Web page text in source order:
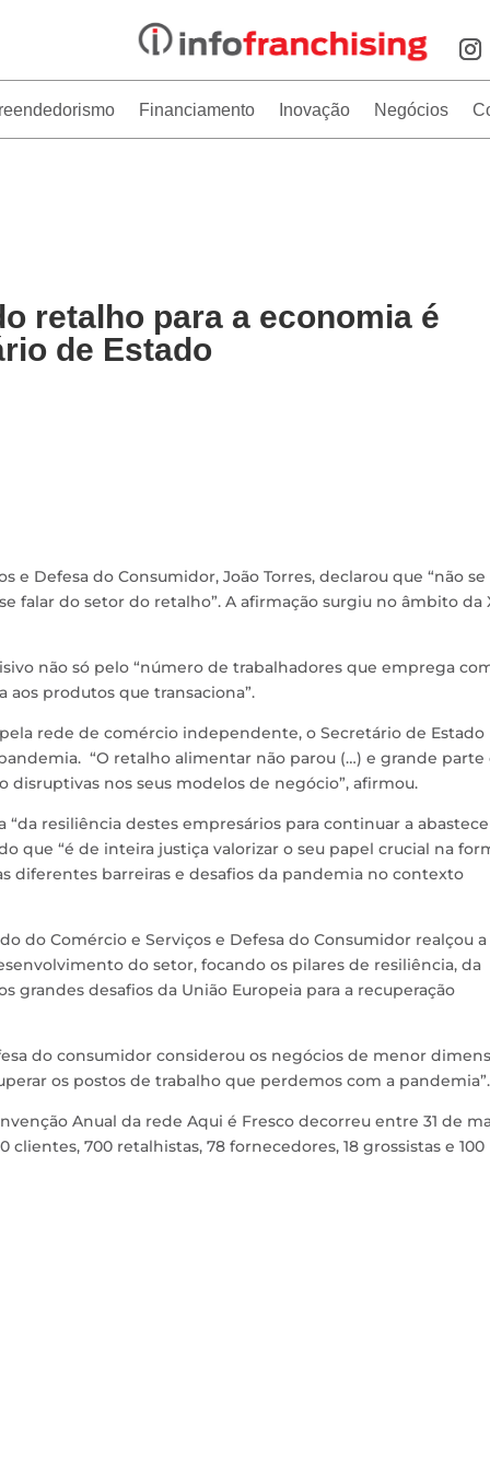
Financiamento Inovação Negócios
retalho para a economia é
de Estado
e Defesa do Consumidor, João Torres, declarou que “não se
falar do setor do retalho”. A afirmação surgiu no âmbito da
não só pelo “número de trabalhadores que emprega
produtos que transaciona”.
rede de comércio independente, o Secretário de Estado
“O retalho alimentar não parou (…) e grande parte
nos seus modelos de negócio”, afirmou.
resiliência destes empresários para continuar a
que “é de inteira justiça valorizar o seu papel crucial na
diferentes barreiras e desafios da pandemia no contexto
do Comércio e Serviços e Defesa do Consumidor realçou a
do setor, focando os pilares de resiliência, da
grandes desafios da União Europeia para a recuperação
do consumidor considerou os negócios de menor
os postos de trabalho que perdemos com a pandemia”.
Anual da rede Aqui é Fresco decorreu entre 31 de
700 retalhistas, 78 fornecedores, 18 grossistas e 100